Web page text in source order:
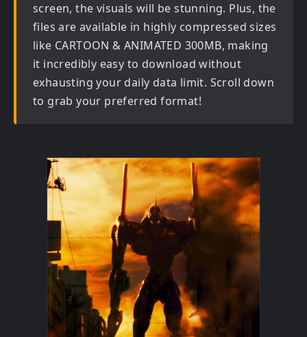
screen, the visuals will be stunning. Plus, the
files are available in highly compressed sizes
like CARTOON & ANIMATED 300MB, making
it incredibly easy to download without
exhausting your daily data limit. Scroll down
to grab your preferred format!